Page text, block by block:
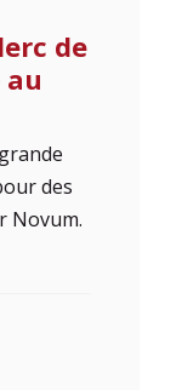
de
au
des
Novum.